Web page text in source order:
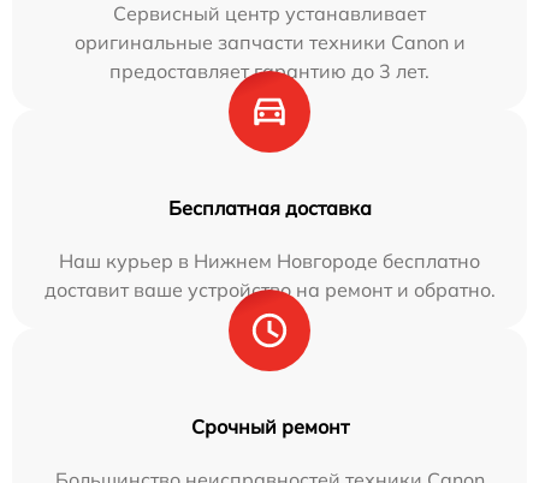
Сервисный центр устанавливает
оригинальные запчасти техники Canon и
предоставляет гарантию до 3 лет.
Бесплатная доставка
Наш курьер в Нижнем Новгороде бесплатно
доставит ваше устройство на ремонт и обратно.
Срочный ремонт